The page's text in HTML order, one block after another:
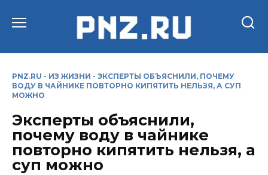
PNZ.RU - ИЗ ЖИЗНИ - ЭКСПЕРТЫ ОБЪЯСНИЛИ, ПОЧЕМУ
ВОДУ В ЧАЙНИКЕ ПОВТОРНО КИПЯТИТЬ НЕЛЬЗЯ, А СУП
МОЖНО
Эксперты объяснили,
почему воду в чайнике
повторно кипятить нельзя, а
суп можно